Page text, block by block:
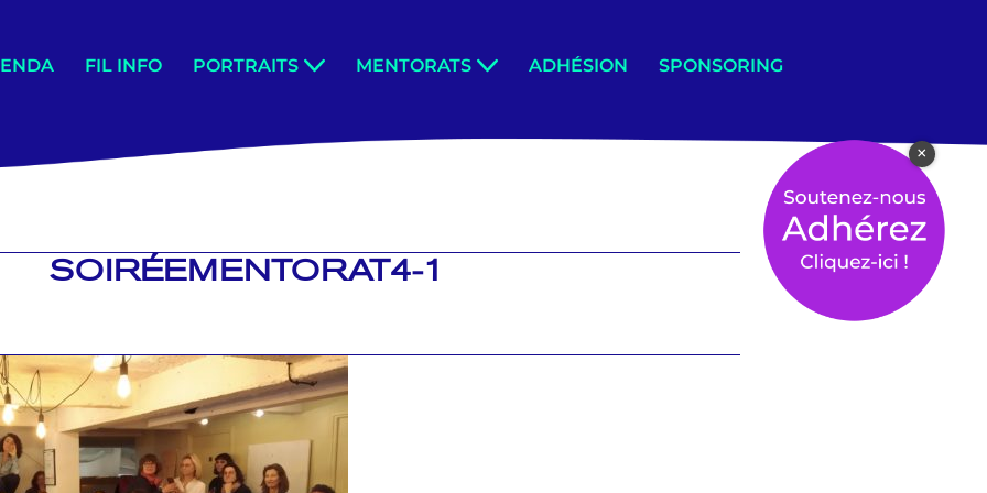
FIL INFO PORTRAITS MENTORATS ADHÉSION SPONSORING
SOIRÉEMENTORAT4-1
×